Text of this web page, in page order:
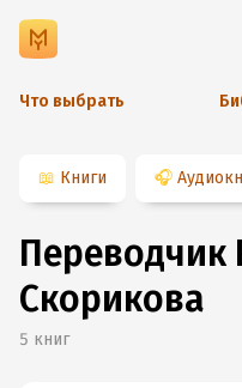
Что выбрать
📖 Книги 🎧
Переводчик
Скорикова
5 книг